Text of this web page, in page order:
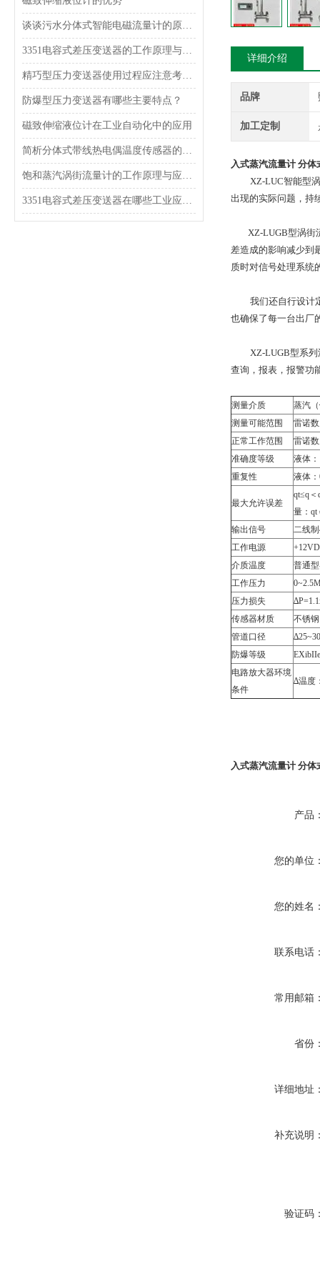
谈谈污水分体式智能电磁流量计的原理和特点
3351电容式差压变送器的工作原理与结构特点
精巧型压力变送器使用过程应注意考虑什么？
防爆型压力变送器有哪些主要特点？
磁致伸缩液位计在工业自动化中的应用
简析分体式带线热电偶温度传感器的原理和特点
饱和蒸汽涡街流量计的工作原理与应用分析
3351电容式差压变送器在哪些工业应用中使用？
详细介绍
品牌
加工定制
入式蒸汽流量计 分体
XZ-LUC智能型涡
出现的实际问题，持
XZ-LUGB型涡街流
差造成的影响减少到
质时对信号处理系统
我们还自行设计定
也确保了每一台出厂
XZ-LUGB型系列涡
查询，报表，报警功
测量介质
蒸汽
测量可能范围
雷诺
正常工作范围
雷诺
准确度等级
液体
重复性
液体
最大允许误差
qt≤q
量：qt
输出信号
二线
工作电源
介质温度
普通
工作压力
压力损失
传感器材质
不锈钢
管道口径
防爆等级
电路放大器环境
条件
∆温度
入式蒸汽流量计 分体
产品
您的单位
您的姓名
联系电话
常用邮箱
省份
详细地址
补充说明
验证码